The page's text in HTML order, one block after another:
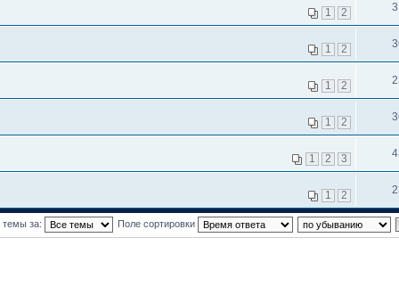
1 2
1 2
1 2
1 2
1 2 3
1 2
темы за: Поле сортировки